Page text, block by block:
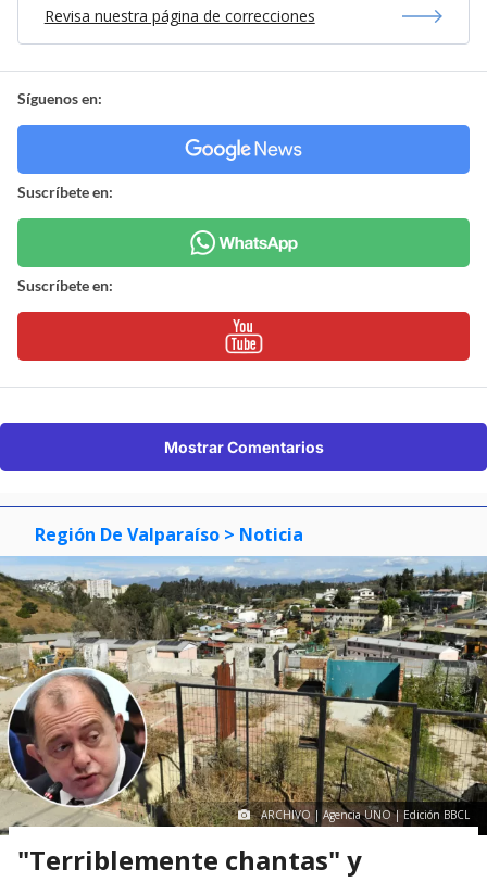
Revisa nuestra página de correcciones
Síguenos en:
Suscríbete en:
Suscríbete en:
Mostrar Comentarios
Región De Valparaíso > Noticia
ARCHIVO | Agencia UNO | Edición BBCL
"Terriblemente chantas" y